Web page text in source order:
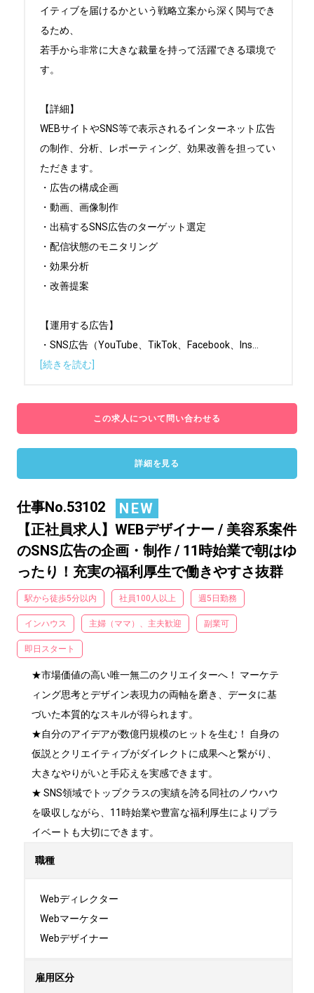
イティブを届けるかという戦略立案から深く関与でき
るため、
若手から非常に大きな裁量を持って活躍できる環境で
す。
【詳細】
WEBサイトやSNS等で表示されるインターネット広告
の制作、分析、レポーティング、効果改善を担ってい
ただきます。
・広告の構成企画
・動画、画像制作
・出稿するSNS広告のターゲット選定
・配信状態のモニタリング
・効果分析
・改善提案
【運用する広告】
・SNS広告（YouTube、TikTok、Facebook、Ins
[続きを読む]
この求人について問い合わせる
詳細を見る
仕事No.53102
NEW
【正社員求人】WEBデザイナー / 美容系案件
のSNS広告の企画・制作 / 11時始業で朝はゆ
ったり！充実の福利厚生で働きやすさ抜群
駅から徒歩5分以内 社員100人以上 週5日勤務
インハウス 主婦（ママ）、主夫歓迎 副業可
即日スタート
★市場価値の高い唯一無二のクリエイターへ！ マーケテ
ィング思考とデザイン表現力の両軸を磨き、データに基
づいた本質的なスキルが得られます。
★自分のアイデアが数億円規模のヒットを生む！ 自身の
仮説とクリエイティブがダイレクトに成果へと繋がり、
大きなやりがいと手応えを実感できます。
★ SNS領域でトップクラスの実績を誇る同社のノウハウ
を吸収しながら、11時始業や豊富な福利厚生によりプラ
イベートも大切にできます。
職種
Webディレクター
Webマーケター
Webデザイナー
雇用区分